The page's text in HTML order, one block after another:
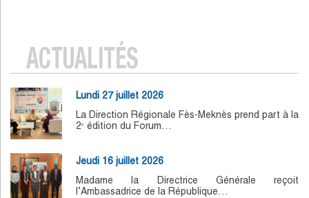
ACTUALITÉS
Lundi 27 juillet 2026
La Direction Régionale Fès-Meknès prend part à la
2ᵉ édition du Forum…
Jeudi 16 juillet 2026
Madame la Directrice Générale reçoit
l’Ambassadrice de la République…